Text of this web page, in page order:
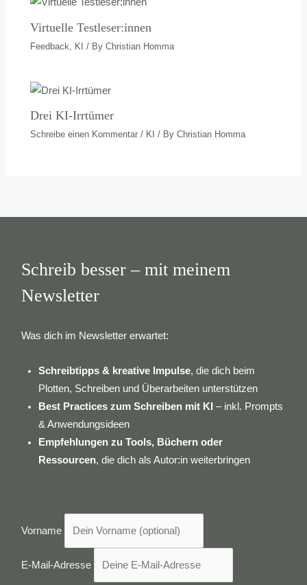
Virtuelle Testleser:innen
Feedback KI / ByChristian Homma
Drei KI-Irrtümer
Schreibe einen Kommentar / KI / ByChristian Homma
Schreib besser – mit meinem
Newsletter
Was dich im Newsletter erwartet:
Schreibtipps & kreative Impulse, die dich beim
Plotten, Schreiben und Überarbeiten unterstützen
Best Practices zum Schreiben mit KI – inkl. Prompts
& Anwendungsideen
Empfehlungen zu Tools, Büchern oder
Ressourcen, die dich als Autor:in weiterbringen
Vorname
E-Mail-Adresse